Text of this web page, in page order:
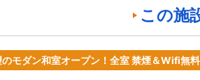
この施
モダン和室オープン！全室 禁煙＆Wifi無